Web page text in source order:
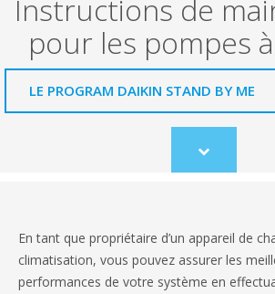
Instructions de
pour les pompes
LE PROGRAM DAIKIN STAND BY ME
Scroll
to
En tant que propriétaire d’un appareil de
climatisation, vous pouvez assurer les
performances de votre système en